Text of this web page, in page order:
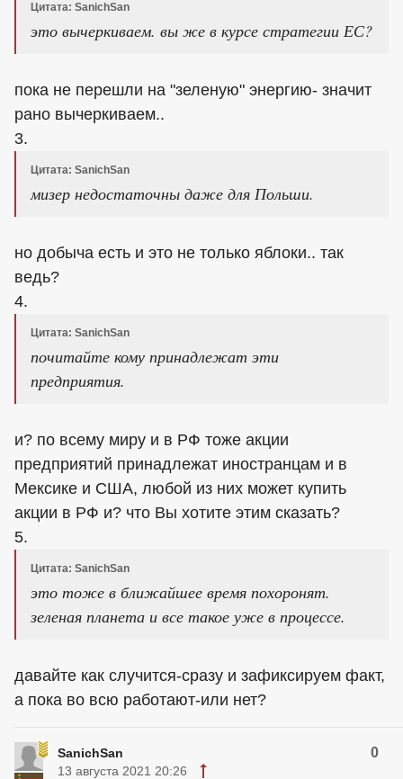
Цитата: SanichSan
это вычеркиваем. вы же в курсе стратегии ЕС?
пока не перешли на "зеленую" энергию- значит
рано вычеркиваем..
3.
Цитата: SanichSan
мизер недостаточны даже для Польши.
но добыча есть и это не только яблоки.. так
ведь?
4.
Цитата: SanichSan
почитайте кому принадлежат эти
предприятия.
и? по всему миру и в РФ тоже акции
предприятий принадлежат иностранцам и в
Мексике и США, любой из них может купить
акции в РФ и? что Вы хотите этим сказать?
5.
Цитата: SanichSan
это тоже в ближайшее время похоронят.
зеленая планета и все такое уже в процессе.
давайте как случится-сразу и зафиксируем факт,
а пока во всю работают-или нет?
SanichSan 0
13 августа 2021 20:26